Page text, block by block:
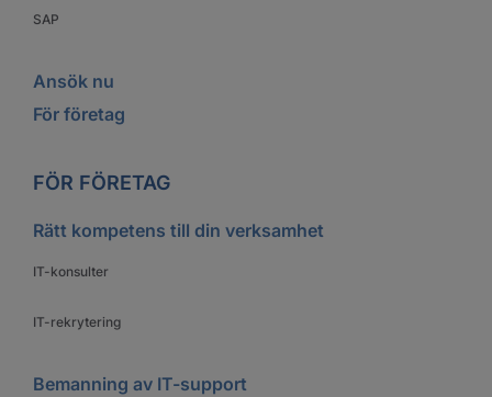
SAP
Ansök nu
För företag
FÖR FÖRETAG
Rätt kompetens till din verksamhet
IT-konsulter
IT-rekrytering
Bemanning av IT-support